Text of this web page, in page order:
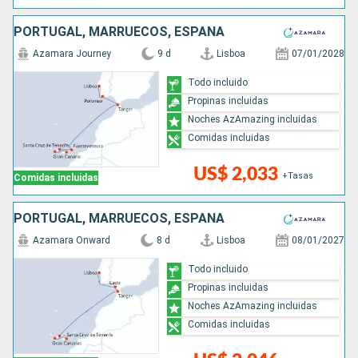
PORTUGAL, MARRUECOS, ESPAÑA
Comidas incluidas
Azamara Journey 9 d Lisboa 07/01/2028
US$ 2,033 +Tasas
Todo incluido
Propinas incluidas
Noches AzAmazing incluidas
Comidas incluidas
PORTUGAL, MARRUECOS, ESPAÑA
Azamara Onward 8 d Lisboa 08/01/2027
Todo incluido
Propinas incluidas
Noches AzAmazing incluidas
Comidas incluidas